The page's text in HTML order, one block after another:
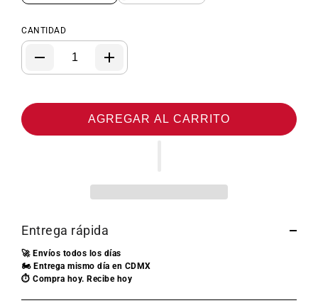
CANTIDAD
AGREGAR AL CARRITO
Entrega rápida
🚀 Envíos todos los días
🏍️ Entrega mismo día en CDMX
⏱️ Compra hoy. Recibe hoy